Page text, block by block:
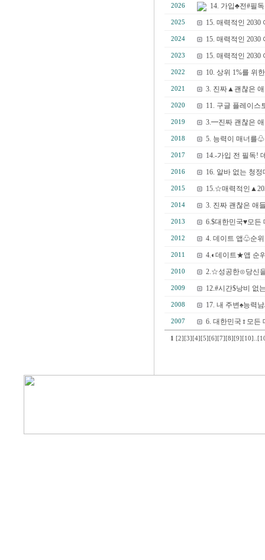
2026 14. 가입♣전#필
2025 15. 매력적인
2024 15. 매력적인
2023 15. 매력적인
2022 10. 상위 1%를 위
2021 3. 진짜▲괜찮은
2020 11. 구글 플레이스
2019 3.━진짜 괜찮은
2018 5. 능력이 매너를
2017 14.-가입 전 필독!
2016 16. 알바 없는 청
2015 15.☆매력적인
2014 3. 진짜 괜찮은 애
2013 6.$대한민국♥모
2012 4. 데이트 앱♧순
2011 4.◐데이트★앱 순
2010 2.☆성공한⊙당신
2009 12.#시간$낭비 없
2008 17. 내 주변♠능력
2007 6. 대한민국♀모든
1 [2] [3] [4] [5] [6] [7] [8] [9] [10]